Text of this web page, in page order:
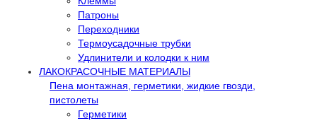
Патроны
Переходники
Термоусадочные трубки
Удлинители и колодки к ним
ЛАКОКРАСОЧНЫЕ МАТЕРИАЛЫ
Пена монтажная, герметики, жидкие гвозди,
пистолеты
Герметики